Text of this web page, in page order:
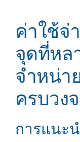
ค่าใช้จ่
จุดที่หล
จำหน่า
ครบวง
การแนะ